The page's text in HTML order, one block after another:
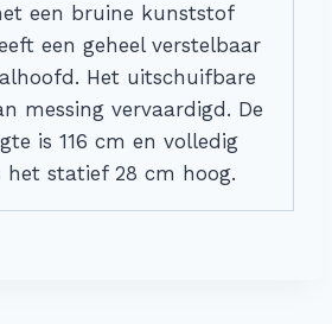
een bruine kunststof
een geheel verstelbaar
Het uitschuifbare
messing vervaardigd. De
is 116 cm en volledig
het statief 28 cm hoog.